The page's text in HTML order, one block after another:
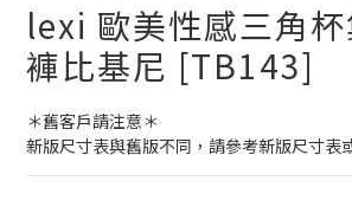
lexi 歐美性感三角
褲比基尼 [TB143]
＊舊客戶請注意＊
新版尺寸表與舊版不同，請參考新版尺寸表